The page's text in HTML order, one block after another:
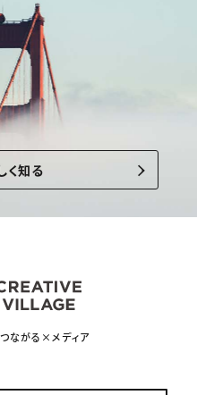
く知る
ながる×メディア